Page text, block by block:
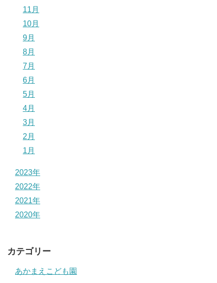
11月
10月
9月
8月
7月
6月
5月
4月
3月
2月
1月
2023年
2022年
2021年
2020年
カテゴリー
あかまえこども園